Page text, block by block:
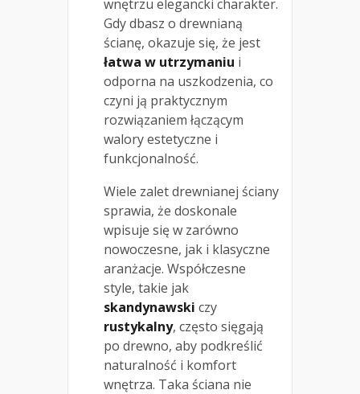
wnętrzu elegancki charakter.
Gdy dbasz o drewnianą
ścianę, okazuje się, że jest
łatwa w utrzymaniu i
odporna na uszkodzenia, co
czyni ją praktycznym
rozwiązaniem łączącym
walory estetyczne i
funkcjonalność.
Wiele zalet drewnianej ściany
sprawia, że doskonale
wpisuje się w zarówno
nowoczesne, jak i klasyczne
aranżacje. Współczesne
style, takie jak
skandynawski czy
rustykalny, często sięgają
po drewno, aby podkreślić
naturalność i komfort
wnętrza. Taka ściana nie